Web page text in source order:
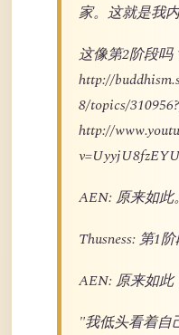
家。这就是我
这像第2阶段吗
http://
8/topics/
http://
AEN: 原来如此
Thusness: 第1阶
AEN: 原来如此
"我低头看着自